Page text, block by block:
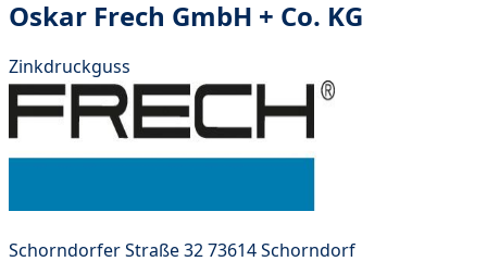
Oskar Frech GmbH + Co. KG
Zinkdruckguss
Schorndorfer Straße 32 73614 Schorndorf